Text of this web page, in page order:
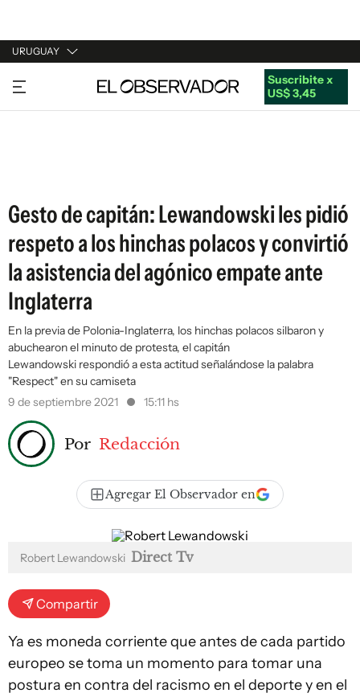
URUGUAY
URUGUAY
ARGENTINA
Suscribite x
US$ 3,45
Gesto de capitán: Lewandowski les pidió
respeto a los hinchas polacos y convirtió
la asistencia del agónico empate ante
Inglaterra
En la previa de Polonia-Inglaterra, los hinchas polacos silbaron y
abuchearon el minuto de protesta, el capitán
Lewandowski respondió a esta actitud señalándose la palabra
"Respect" en su camiseta
9 de septiembre 2021
15:11 hs
Por Redacción
Agregar El Observador en
Robert Lewandowski Direct Tv
Compartir
Ya es moneda corriente que antes de cada partido
europeo se toma un momento para tomar una
postura en contra del racismo en el deporte y en el